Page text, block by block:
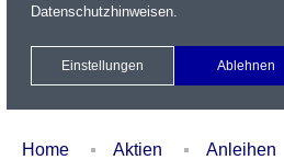
Xetra Realtime
Watchlist
Home Aktien Anleihen
Datenschutzhinweisen.
Einstellungen Ablehnen